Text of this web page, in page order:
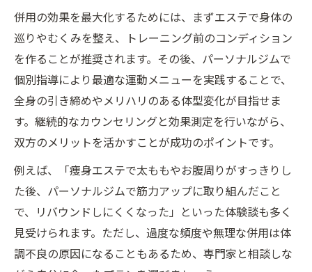
併用の効果を最大化するためには、まずエステで身体の
巡りやむくみを整え、トレーニング前のコンディション
を作ることが推奨されます。その後、パーソナルジムで
個別指導により最適な運動メニューを実践することで、
全身の引き締めやメリハリのある体型変化が目指せま
す。継続的なカウンセリングと効果測定を行いながら、
双方のメリットを活かすことが成功のポイントです。
例えば、「痩身エステで太ももやお腹周りがすっきりし
た後、パーソナルジムで筋力アップに取り組んだこと
で、リバウンドしにくくなった」といった体験談も多く
見受けられます。ただし、過度な頻度や無理な併用は体
調不良の原因になることもあるため、専門家と相談しな